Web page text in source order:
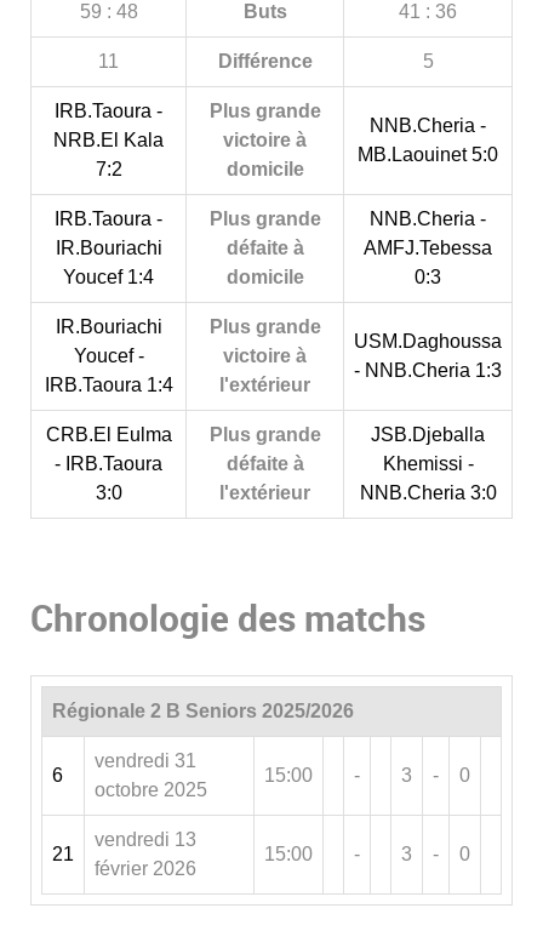
59 : 48 Buts 41 : 36
11 Différence 5
IRB.Taoura -
NRB.El Kala
7:2
Plus grande
victoire à
domicile
NNB.Cheria -
MB.Laouinet 5:0
IRB.Taoura -
IR.Bouriachi
Youcef 1:4
Plus grande
défaite à
domicile
NNB.Cheria -
AMFJ.Tebessa
0:3
IR.Bouriachi
Youcef -
IRB.Taoura 1:4
Plus grande
victoire à
l'extérieur
USM.Daghoussa
- NNB.Cheria 1:3
CRB.El Eulma
- IRB.Taoura
3:0
Plus grande
défaite à
l'extérieur
JSB.Djeballa
Khemissi -
NNB.Cheria 3:0
Chronologie des matchs
Régionale 2 B Seniors 2025/2026
6
vendredi 31
octobre 2025
15:00 - 3 - 0
21
vendredi 13
février 2026
15:00 - 3 - 0